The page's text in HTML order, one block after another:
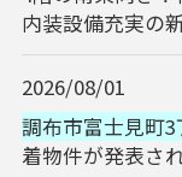
内装設備充実の
2026/08/01
調布市富士見町3
着物件が発表さ